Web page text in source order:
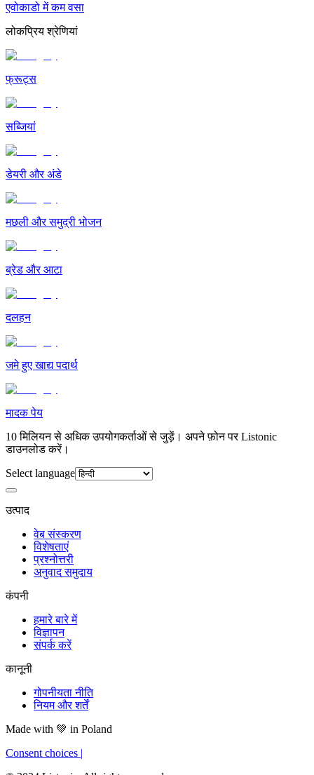
एवोकाडो में कम वसा
लोकप्रिय श्रेणियां
फ्रूट्स
सब्जियां
डेयरी और अंडे
मछली और समुद्री भोजन
ब्रेड और आटा
दलहन
जमे हुए खाद्य पदार्थ
मादक पेय
10 मिलियन से अधिक उपयोगकर्ताओं से जुड़ें। अपने फ़ोन पर Listonic
डाउनलोड करें।
Select language
उत्पाद
वेब संस्करण
विशेषताएं
प्रश्नोत्तरी
अनुवाद समुदाय
कंपनी
हमारे बारे में
विज्ञापन
संपर्क करें
कानूनी
गोपनीयता नीति
नियम और शर्तें
Made with 💚 in Poland
Consent choices |